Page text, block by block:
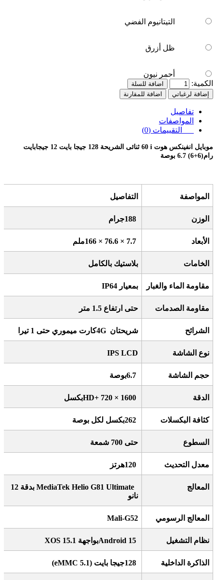
التيتانيوم الفضي
ظل أزرق
أحمر نيون
الكمية:
اضافة للسلة
إضافة لرغباتي
اضافة للمقارنة
تفاصيل
المواصفات
التقييمات (0)
موبايل انفينكس هوت 60 i
ثنائى الشريحة 128 جيجا بايت 12 جيجابايت
رام(6+6) 6.7 بوصة
المواصفة التفاصيل
الوزن 188جرام
الأبعاد 166 × 76.6 × 7.7ملم
الخامات بلاستيك بالكامل
مقاومة الماء والغبار بمعيارIP64
مقاومة الصدمات حتى ارتفاع 1.5 متر
الشرائح شريحتان 4Gكارت ميموري حتى 1 تيرا
نوع الشاشة IPS LCD
حجم الشاشة 6.7بوصة
الدقة HD+ 720 × 1600بكسل
كثافة البكسلات 262بكسل لكل بوصة
السطوع حتى 700 شمعة
معدل التحديث 120هرتز
المعالج MediaTek Helio G81 Ultimate
بدقة 12
نانو
المعالج الرسومي Mali-G52
نظام التشغيل Android 15بواجهة XOS 15.1
الذاكرة الداخلية 128جيجا بايت(eMMC 5.1)